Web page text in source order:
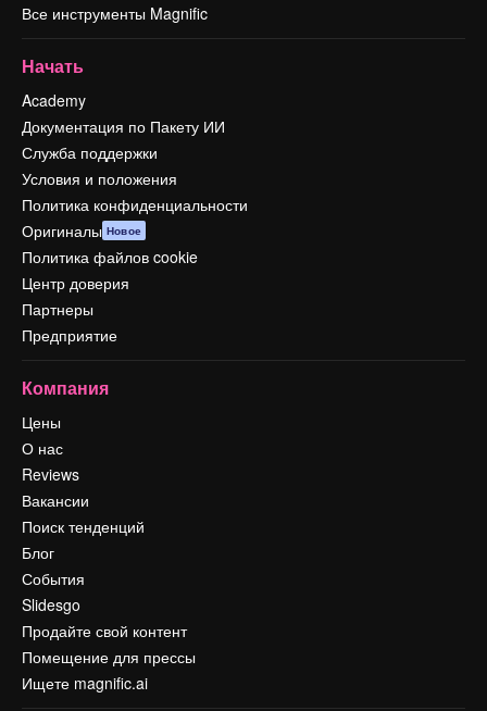
Все инструменты Magnific
Начать
Academy
Документация по Пакету ИИ
Служба поддержки
Условия и положения
Политика конфиденциальности
Оригиналы Новое
Политика файлов cookie
Центр доверия
Партнеры
Предприятие
Компания
Цены
О нас
Reviews
Вакансии
Поиск тенденций
Блог
События
Slidesgo
Продайте свой контент
Помещение для прессы
Ищете magnific.ai